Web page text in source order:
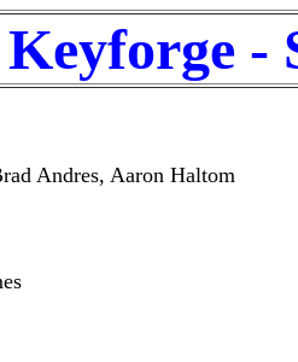
Keyforge -
Andres, Aaron Haltom